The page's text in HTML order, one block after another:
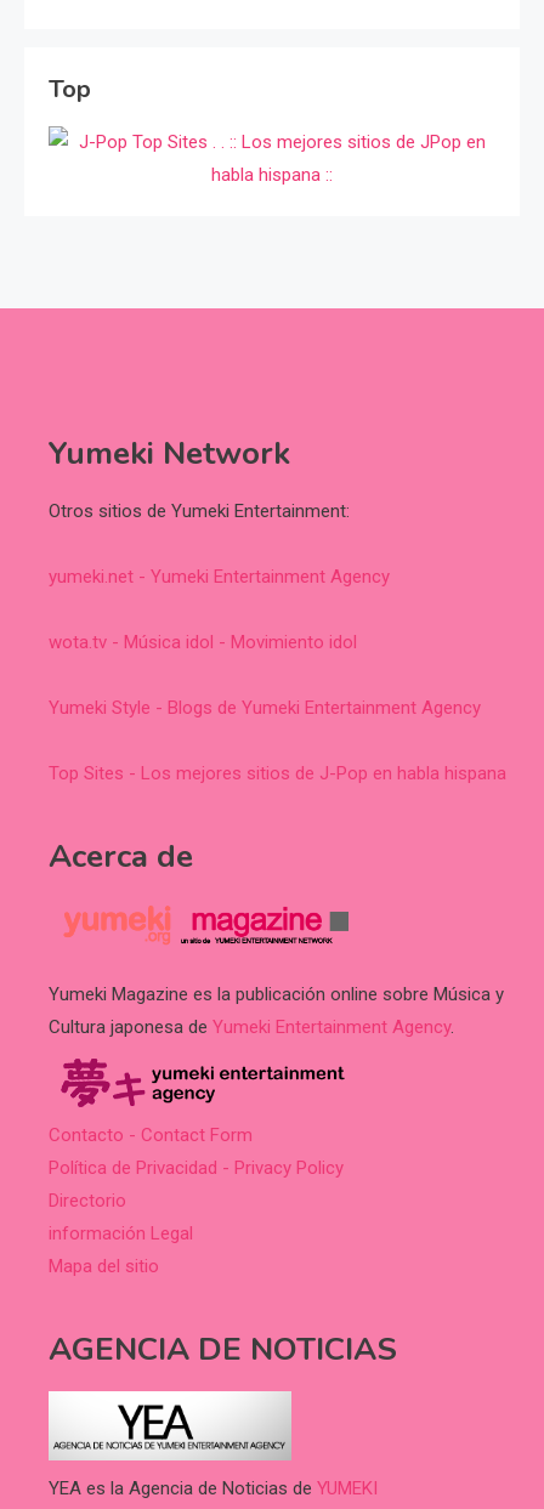
Top
Yumeki Network
Otros sitios de Yumeki Entertainment:
yumeki.net - Yumeki Entertainment Agency
wota.tv - Música idol - Movimiento idol
Yumeki Style - Blogs de Yumeki Entertainment Agency
Top Sites - Los mejores sitios de J-Pop en habla hispana
Acerca de
Yumeki Magazine es la publicación online sobre Música y
Cultura japonesa de Yumeki Entertainment Agency.
Contacto - Contact Form
Política de Privacidad - Privacy Policy
Directorio
información Legal
Mapa del sitio
AGENCIA DE NOTICIAS
YEA es la Agencia de Noticias de YUMEKI